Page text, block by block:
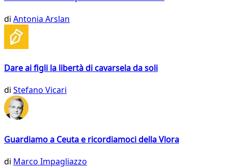
di Antonia Arslan
Dare ai figli la libertà di cavarsela da soli
di Stefano Vicari
Guardiamo a Ceuta e ricordiamoci della Vlora
di Marco Impagliazzo